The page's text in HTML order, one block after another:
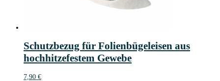
Schutzbezug für Folienbügeleisen aus
hochhitzefestem Gewebe
7,90 €